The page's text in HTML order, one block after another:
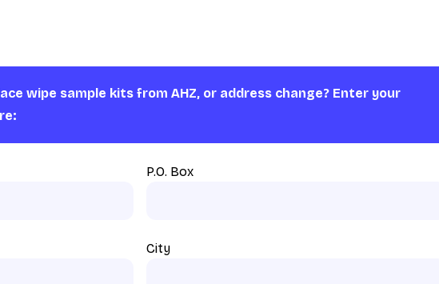
wipe sample kits from AHZ, or address change? Enter your
P.O. Box
City